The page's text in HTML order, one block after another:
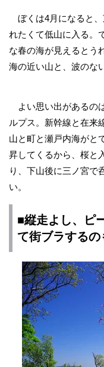
ぼくは4月になると、
れたくて低山に入る。
な春の海が見えるとう
海の近い山と、波のな
よい思い出があるの
ルプス。新幹線と在来
山と町と瀬戸内海がと
昇してくるから、桜と
り、下山後に三ノ宮で
い。
■縦走よし、ピ
て街ブラするの